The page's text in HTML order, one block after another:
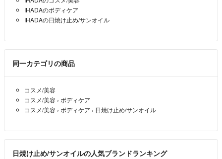
IHADAのボディケア
IHADAの日焼け止め/サンオイル
同一カテゴリの商品
コスメ/美容
コスメ/美容 › ボディケア
コスメ/美容 › ボディケア › 日焼け止め/サンオイル
日焼け止め/サンオイルの人気ブランドランキング